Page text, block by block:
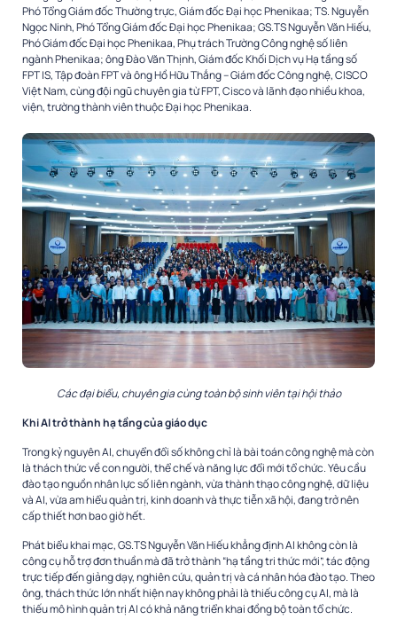
Phó Tổng Giám đốc Thường trực, Giám đốc Đại học Phenikaa; TS. Nguyễn
Ngọc Ninh, Phó Tổng Giám đốc Đại học Phenikaa; GS.TS Nguyễn Văn Hiếu,
Phó Giám đốc Đại học Phenikaa, Phụ trách Trường Công nghệ số liên
ngành Phenikaa; ông Đào Văn Thịnh, Giám đốc Khối Dịch vụ Hạ tầng số
FPT IS, Tập đoàn FPT và ông Hồ Hữu Thắng – Giám đốc Công nghệ, CISCO
Việt Nam, cùng đội ngũ chuyên gia từ FPT, Cisco và lãnh đạo nhiều khoa,
viện, trường thành viên thuộc Đại học Phenikaa.
Các đại biểu, chuyên gia cùng toàn bộ sinh viên tại hội thảo
Khi AI trở thành hạ tầng của giáo dục
Trong kỷ nguyên AI, chuyển đổi số không chỉ là bài toán công nghệ mà còn
là thách thức về con người, thể chế và năng lực đổi mới tổ chức. Yêu cầu
đào tạo nguồn nhân lực số liên ngành, vừa thành thạo công nghệ, dữ liệu
và AI, vừa am hiểu quản trị, kinh doanh và thực tiễn xã hội, đang trở nên
cấp thiết hơn bao giờ hết.
Phát biểu khai mạc, GS.TS Nguyễn Văn Hiếu khẳng định AI không còn là
công cụ hỗ trợ đơn thuần mà đã trở thành “hạ tầng tri thức mới”, tác động
trực tiếp đến giảng dạy, nghiên cứu, quản trị và cá nhân hóa đào tạo. Theo
ông, thách thức lớn nhất hiện nay không phải là thiếu công cụ AI, mà là
thiếu mô hình quản trị AI có khả năng triển khai đồng bộ toàn tổ chức.